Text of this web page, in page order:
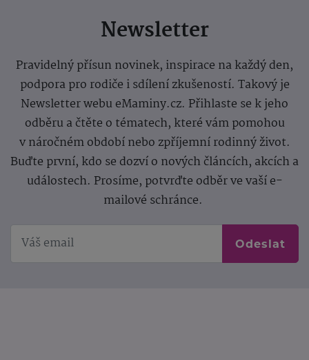
Newsletter
Pravidelný přísun novinek, inspirace na každý den,
podpora pro rodiče i sdílení zkušeností. Takový je
Newsletter webu eMaminy.cz. Přihlaste se k jeho
odběru a čtěte o tématech, které vám pomohou
v náročném období nebo zpříjemní rodinný život.
Buďte první, kdo se dozví o nových článcích, akcích a
událostech. Prosíme, potvrďte odběr ve vaší e-
mailové schránce.
Odeslat